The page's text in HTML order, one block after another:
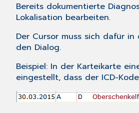
Bereits dokumentierte
Lokalisation bearbeiten.
Der Cursor muss sich dafür
den Dialog.
Beispiel: In der Karteikarte
eingestellt, dass der ICD-